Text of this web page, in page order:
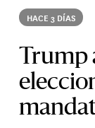
HACE 3 DÍAS
Trump